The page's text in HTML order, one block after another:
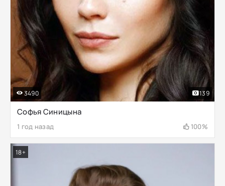
Софья Синицына
1 год назад 100%
3490 139
18+